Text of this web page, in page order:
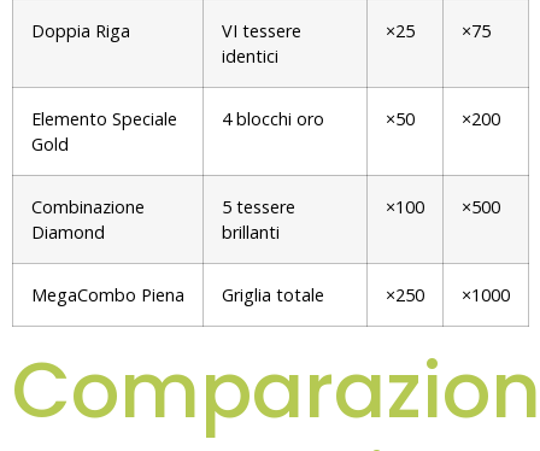
Doppia Riga
VI tessere
identici
×25 ×75
Elemento Speciale
Gold
4 blocchi oro ×50 ×200
Combinazione
Diamond
5 tessere
brillanti
×100 ×500
MegaCombo Piena Griglia totale ×250 ×1000